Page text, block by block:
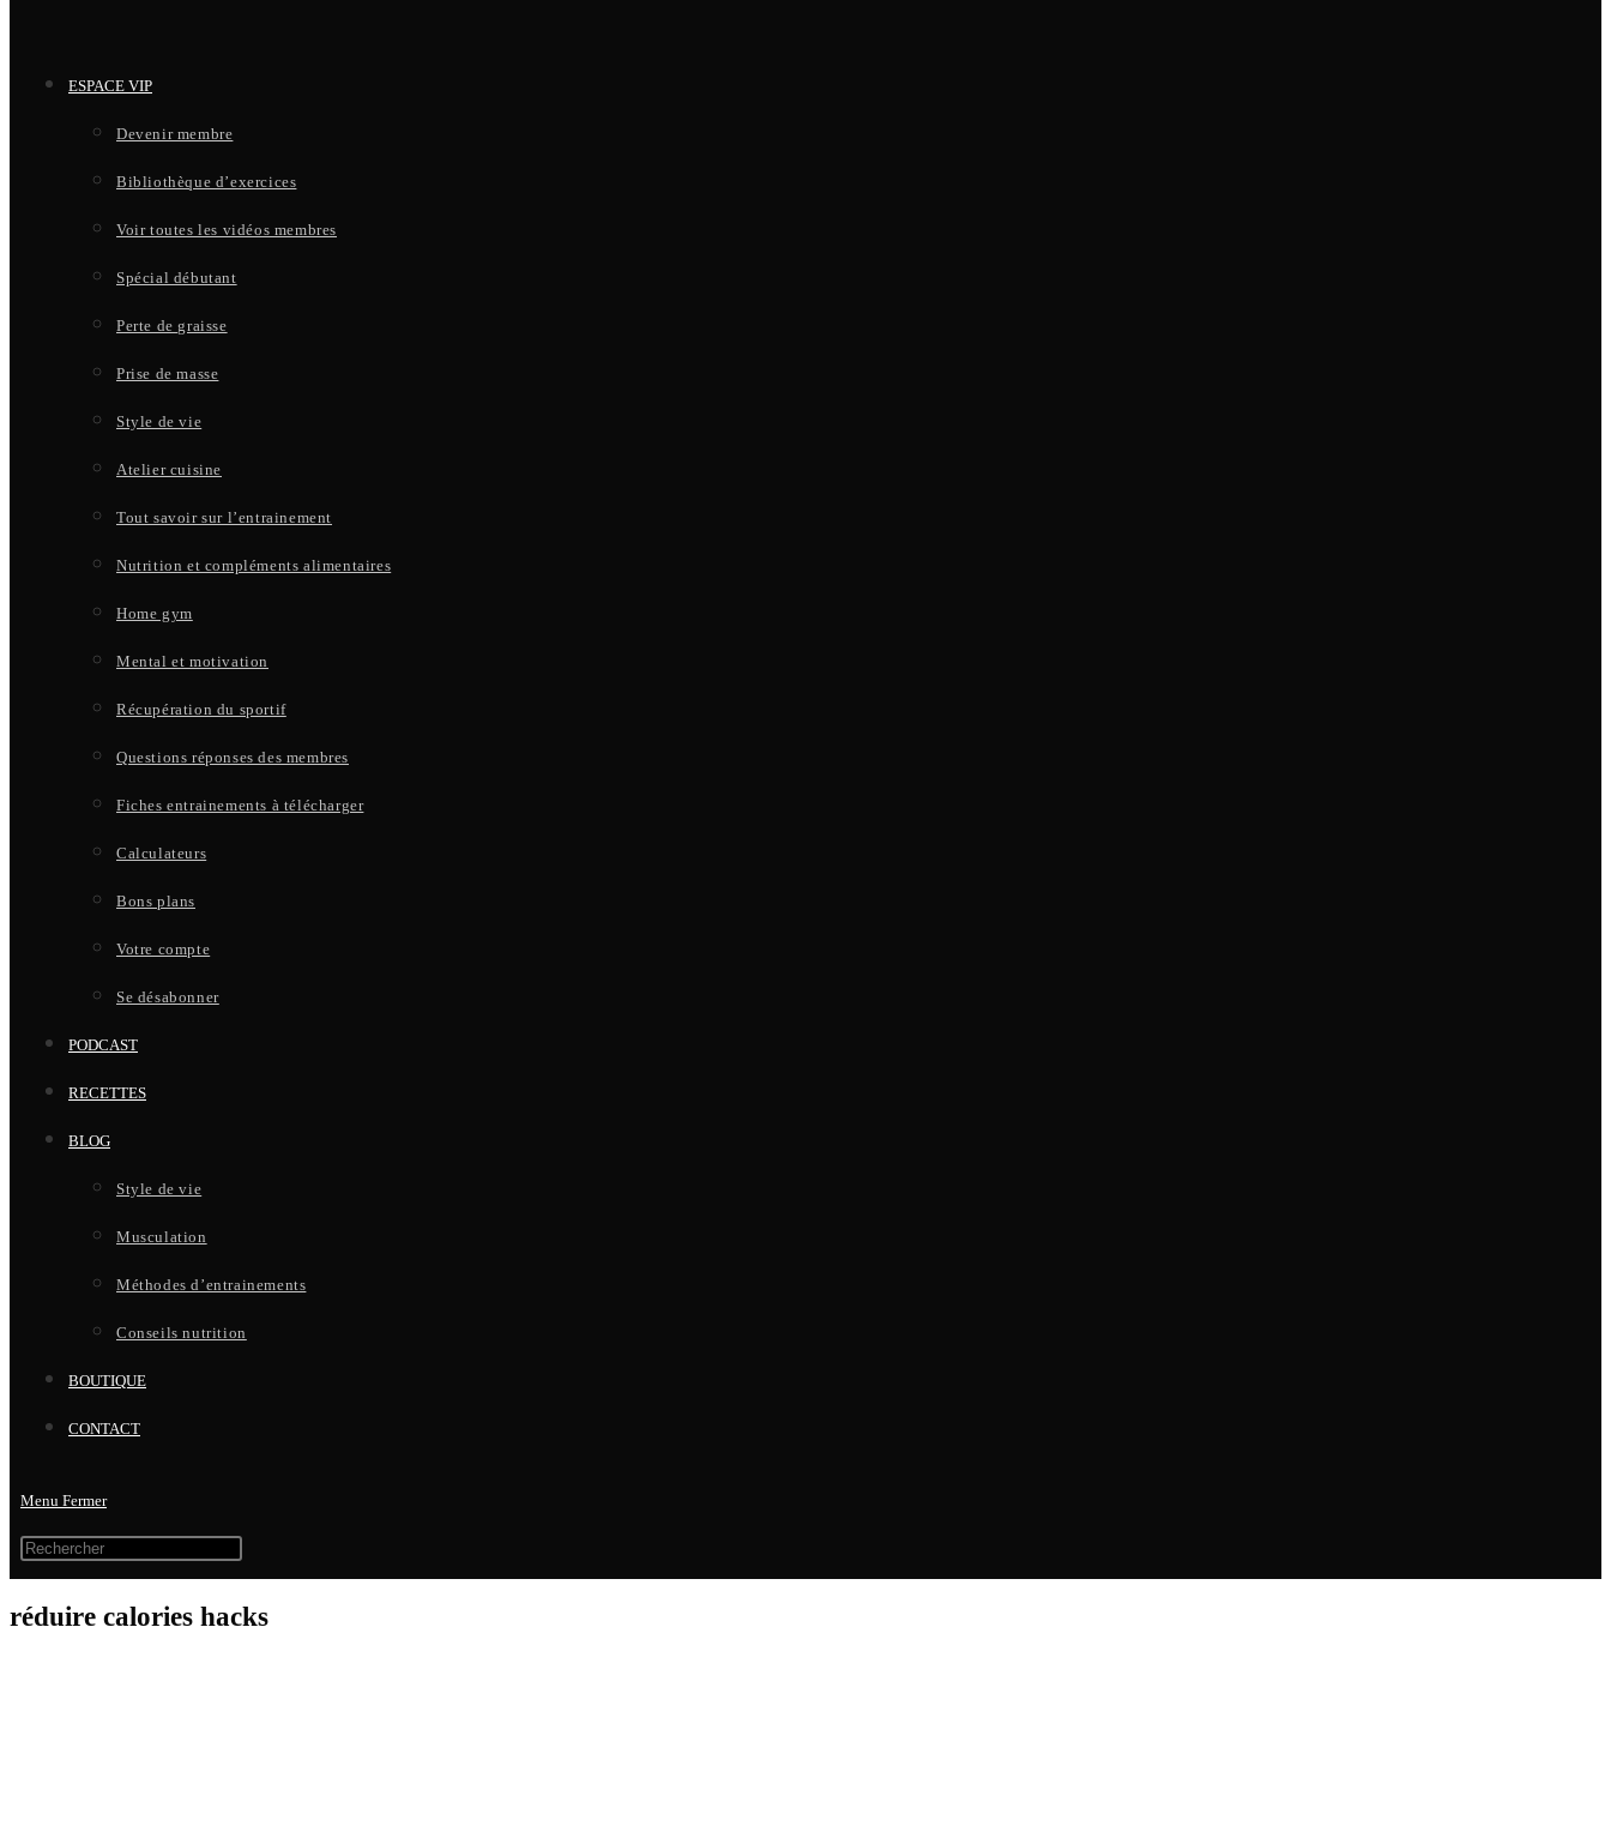
ESPACE VIP
Devenir membre
Bibliothèque d’exercices
Voir toutes les vidéos membres
Spécial débutant
Perte de graisse
Prise de masse
Style de vie
Atelier cuisine
Tout savoir sur l’entrainement
Nutrition et compléments alimentaires
Home gym
Mental et motivation
Récupération du sportif
Questions réponses des membres
Fiches entrainements à télécharger
Calculateurs
Bons plans
Votre compte
Se désabonner
PODCAST
RECETTES
BLOG
Style de vie
Musculation
Méthodes d’entrainements
Conseils nutrition
BOUTIQUE
CONTACT
Menu Fermer
réduire calories hacks